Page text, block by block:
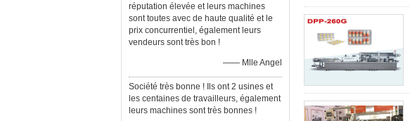
réputation élevée et leurs machines
sont toutes avec de haute qualité et le
prix concurrentiel, également leurs
vendeurs sont très bon !
—— Mlle Angel
Société très bonne ! Ils ont 2 usines et
les centaines de travailleurs, également
leurs machines sont très bonnes !